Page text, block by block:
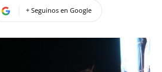
+ Seguinos en Google